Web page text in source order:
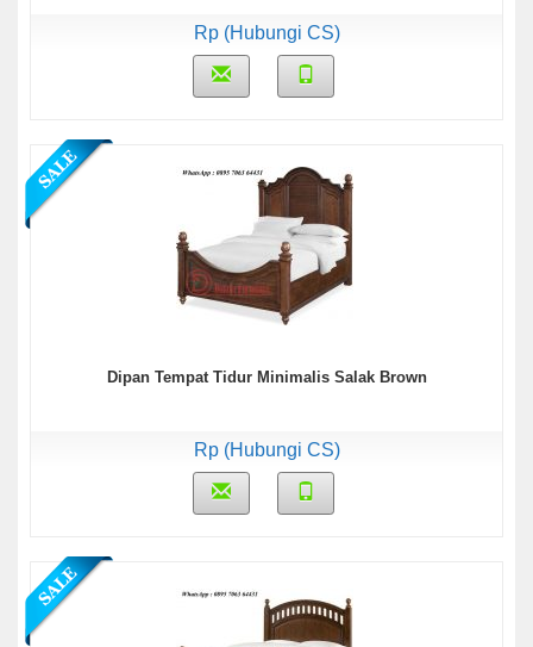
Rp (Hubungi CS)
Dipan Tempat Tidur Minimalis Salak Brown
Rp (Hubungi CS)